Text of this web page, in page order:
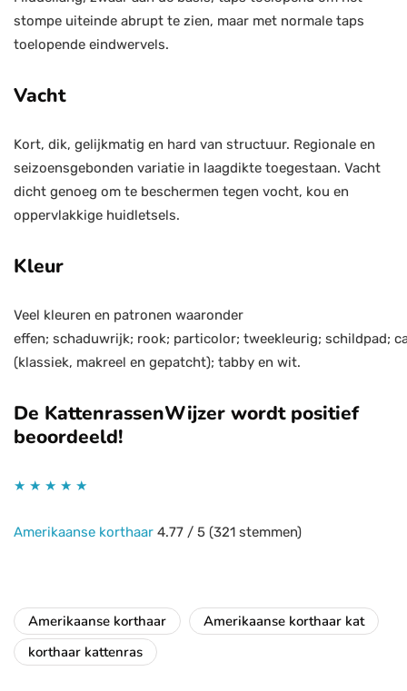
stompe uiteinde abrupt te zien, maar met normale taps
toelopende eindwervels.
Vacht
Kort, dik, gelijkmatig en hard van structuur. Regionale en
seizoensgebonden variatie in laagdikte toegestaan. Vacht
dicht genoeg om te beschermen tegen vocht, kou en
oppervlakkige huidletsels.
Kleur
Veel kleuren en patronen waaronder
effen; schaduwrijk; rook; particolor; tweekleurig; schildpad;
(klassiek, makreel en gepatcht); tabby en wit.
De KattenrassenWijzer wordt positief
beoordeeld!
★ ★ ★ ★ ★
Amerikaanse korthaar 4.77 / 5 (321 stemmen)
Amerikaanse korthaar
Amerikaanse korthaar kat
korthaar kattenras